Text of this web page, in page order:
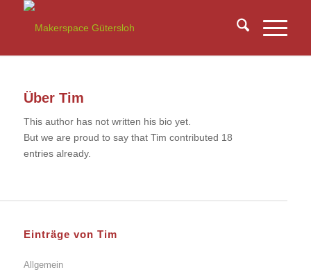
Über Tim
This author has not written his bio yet.
But we are proud to say that Tim contributed 18
entries already.
Einträge von Tim
Allgemein